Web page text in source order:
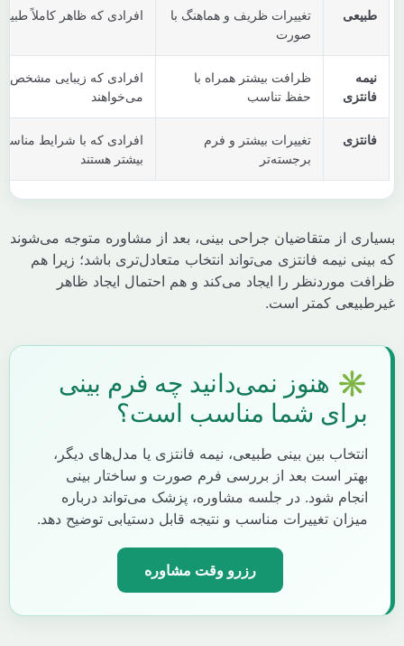
تغییرات ظریف و هماهنگ با
افرادی که ظاهر کاملاً طبیعی
ظرافت بیشتر همراه با
حفظ تناسب
افرادی که زیبایی مشخص‌تر اما
می‌خواهند
تغییرات بیشتر و فرم
برجسته‌تر
افرادی که با شرایط مناسب به
بیشتر هستند
از متقاضیان جراحی بینی، بعد از مشاوره متوجه می‌شوند
نیمه فانتزی می‌تواند انتخاب متعادل‌تری باشد؛ زیرا هم
موردنظر را ایجاد می‌کند و هم احتمال ایجاد ظاهر
کمتر است.
هنوز نمی‌دانید چه فرم بینی
شما مناسب است؟
بین بینی طبیعی، نیمه فانتزی یا مدل‌های دیگر،
است بعد از بررسی فرم صورت و ساختار بینی
شود. در جلسه مشاوره، پزشک می‌تواند درباره
تغییرات مناسب و نتیجه قابل دستیابی توضیح دهد.
رزرو وقت مشاوره